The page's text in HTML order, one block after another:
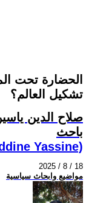
الحضارة تحت
تشكيل العالم؟
صلاح الدين
باحث
Yassine)
2025 / 8 / 18
مواضيع وابحاث سياسية